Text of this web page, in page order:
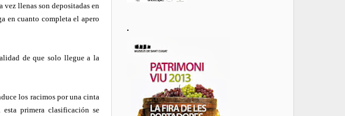
llenas son depositadas en
en cuanto completa el apero
de que solo llegue a la
los racimos por una cinta
primera clasificación se
.